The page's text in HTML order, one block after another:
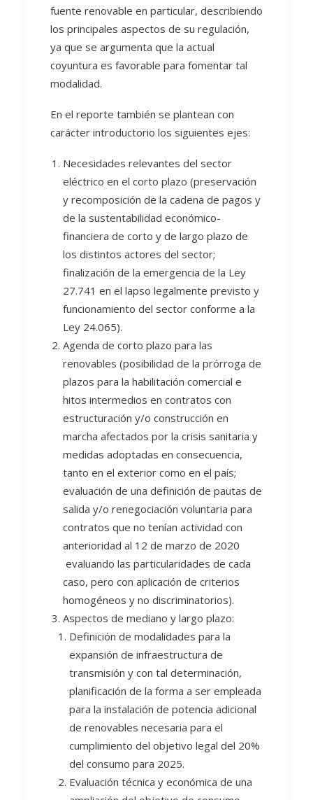
fuente renovable en particular, describiendo
los principales aspectos de su regulación,
ya que se argumenta que la actual
coyuntura es favorable para fomentar tal
modalidad.
En el reporte también se plantean con
carácter introductorio los siguientes ejes:
Necesidades relevantes del sector
eléctrico en el corto plazo (preservación
y recomposición de la cadena de pagos y
de la sustentabilidad económico-
financiera de corto y de largo plazo de
los distintos actores del sector;
finalización de la emergencia de la Ley
27.741 en el lapso legalmente previsto y
funcionamiento del sector conforme a la
Ley 24.065).
Agenda de corto plazo para las
renovables (posibilidad de la prórroga de
plazos para la habilitación comercial e
hitos intermedios en contratos con
estructuración y/o construcción en
marcha afectados por la crisis sanitaria y
medidas adoptadas en consecuencia,
tanto en el exterior como en el país;
evaluación de una definición de pautas de
salida y/o renegociación voluntaria para
contratos que no tenían actividad con
anterioridad al 12 de marzo de 2020
evaluando las particularidades de cada
caso, pero con aplicación de criterios
homogéneos y no discriminatorios).
Aspectos de mediano y largo plazo:
Definición de modalidades para la
expansión de infraestructura de
transmisión y con tal determinación,
planificación de la forma a ser empleada
para la instalación de potencia adicional
de renovables necesaria para el
cumplimiento del objetivo legal del 20%
del consumo para 2025.
Evaluación técnica y económica de una